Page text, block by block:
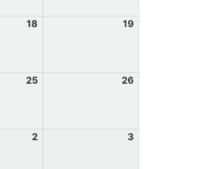
18 19
25 26
2 3